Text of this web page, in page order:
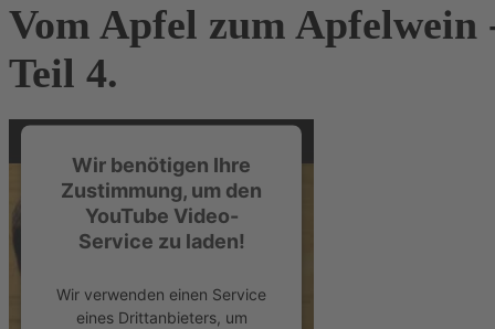
Vom Apfel zum
Teil 4.
Wir benötigen Ihre
Zustimmung, um den
YouTube Video-
Service zu laden!
Wir verwenden einen Service
eines Drittanbieters, um